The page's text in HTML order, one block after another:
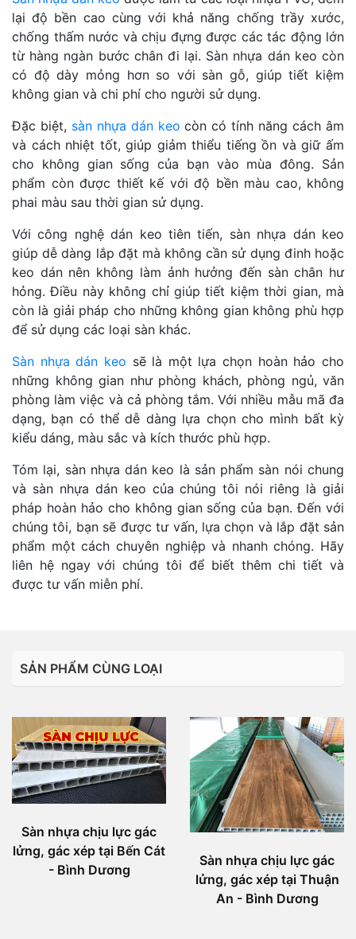
lại độ bền cao cùng với khả năng chống trầy xước,
chống thấm nước và chịu đựng được các tác động lớn
từ hàng ngàn bước chân đi lại. Sàn nhựa dán keo còn
có độ dày mỏng hơn so với sàn gỗ, giúp tiết kiệm
không gian và chi phí cho người sử dụng.
Đặc biệt, sàn nhựa dán keo còn có tính năng cách âm
và cách nhiệt tốt, giúp giảm thiểu tiếng ồn và giữ ấm
cho không gian sống của bạn vào mùa đông. Sản
phẩm còn được thiết kế với độ bền màu cao, không
phai màu sau thời gian sử dụng.
Với công nghệ dán keo tiên tiến, sàn nhựa dán keo
giúp dễ dàng lắp đặt mà không cần sử dụng đinh hoặc
keo dán nên không làm ảnh hưởng đến sàn chân hư
hỏng. Điều này không chỉ giúp tiết kiệm thời gian, mà
còn là giải pháp cho những không gian không phù hợp
để sử dụng các loại sàn khác.
Sàn nhựa dán keo sẽ là một lựa chọn hoàn hảo cho
những không gian như phòng khách, phòng ngủ, văn
phòng làm việc và cả phòng tắm. Với nhiều mẫu mã đa
dạng, bạn có thể dễ dàng lựa chọn cho mình bất kỳ
kiểu dáng, màu sắc và kích thước phù hợp.
Tóm lại, sàn nhựa dán keo là sản phẩm sàn nói chung
và sàn nhựa dán keo của chúng tôi nói riêng là giải
pháp hoàn hảo cho không gian sống của bạn. Đến với
chúng tôi, bạn sẽ được tư vấn, lựa chọn và lắp đặt sản
phẩm một cách chuyên nghiệp và nhanh chóng. Hãy
liên hệ ngay với chúng tôi để biết thêm chi tiết và
được tư vấn miễn phí.
SẢN PHẨM CÙNG LOẠI
Sàn nhựa chịu lực gác
lửng, gác xép tại Bến Cát
- Bình Dương
Sàn nhựa chịu lực gác
lửng, gác xép tại Thuận
An - Bình Dương